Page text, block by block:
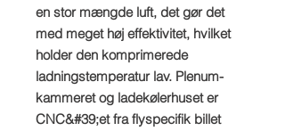
en stor mængde luft, det gør det
med meget høj effektivitet, hvilket
holder den komprimerede
ladningstemperatur lav. Plenum-
kammeret og ladekølerhuset er
CNC&#39;et fra flyspecifik billet